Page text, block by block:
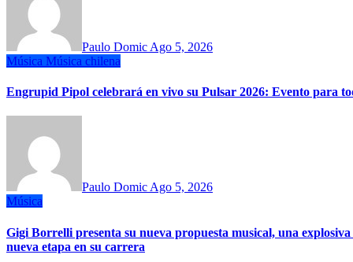
Paulo Domic Ago 5, 2026
Música Música chilena
Engrupid Pipol celebrará en vivo su Pulsar 2026: Evento para
Paulo Domic Ago 5, 2026
Música
Gigi Borrelli presenta su nueva propuesta musical, una
nueva etapa en su carrera